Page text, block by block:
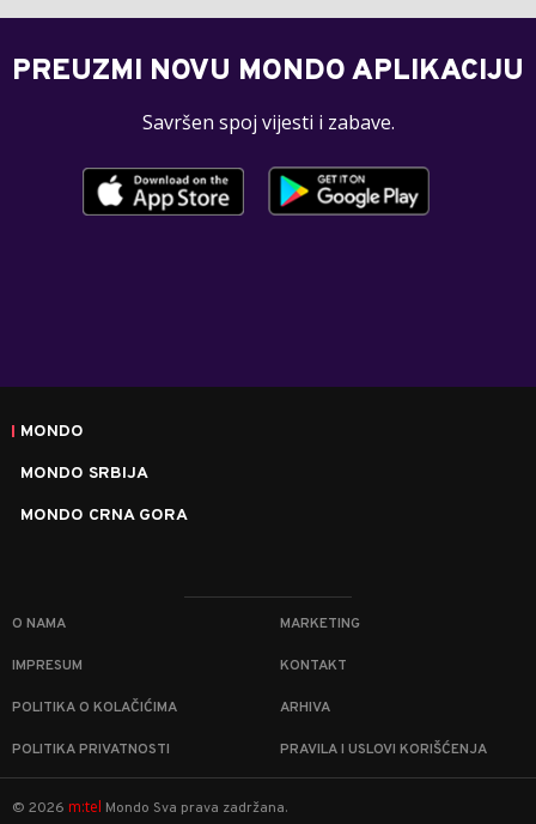
PREUZMI NOVU MONDO APLIKACIJU
Savršen spoj vijesti i zabave.
MONDO
MONDO SRBIJA
MONDO CRNA GORA
O NAMA MARKETING
IMPRESUM KONTAKT
POLITIKA O KOLAČIĆIMA ARHIVA
POLITIKA PRIVATNOSTI PRAVILA I USLOVI KORIŠĆENJA
© 2026 m:tel Mondo Sva prava zadržana.